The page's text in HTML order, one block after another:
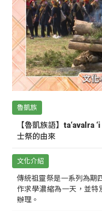
魯凱族
【魯凱族語】ta‘avalra
士祭的由來
文化介紹
傳統祖靈祭是一系列為期
作求學濃縮為一天，並特
辦理。